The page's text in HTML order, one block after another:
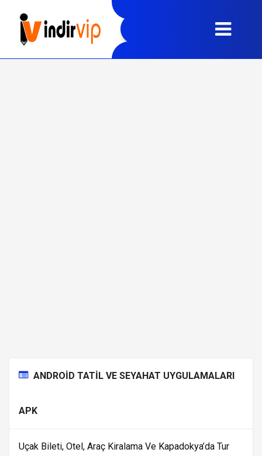
ANDROID TATIL VE SEYAHAT UYGULAMALARI
APK
Uçak Bileti, Otel, Araç Kiralama Ve Kapadokya’da Tur